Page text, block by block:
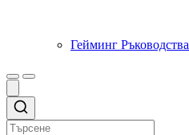
Гейминг Ръководства